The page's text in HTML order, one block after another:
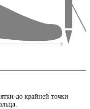
до крайней точки